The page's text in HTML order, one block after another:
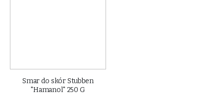
Smar do skór Stubben
"Hamanol" 250 G